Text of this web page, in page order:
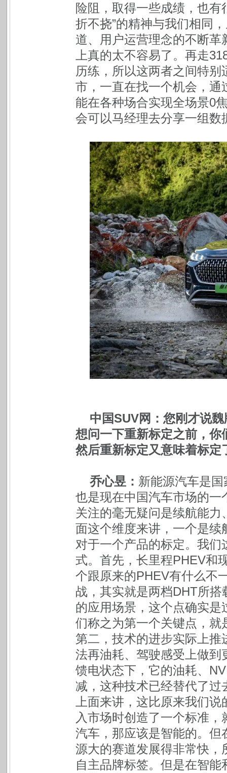
险阻，取得一些成绩，也有
折不挠”的精神与我们相同
道、用户运营理念的不断
上真的太不容易了。再走
历练，所以这两者之间特
市，一直在找一个机会，
能在各种场合实现全场景0
会可以马经理去分享一组数
中国SUV网：您刚才说
想问一下重新标定之前，
然后重新标定又意味着标定
乔心昱： 新能源汽车是
也是现在中国汽车市场的
关注的毫无疑问是续航能
面这个维度来讲，一个是
对于一个产品的标定。我
式。首先，长里程PHEV和
个跟原来的PHEV有什么不
战，其实就是两档DHT所
的应用场景，这个点确实
们称之为第一个关键点，
第二，技术的进步实际上
法再油耗、驾驶感受上做到
馈电状态下，它的油耗、
减，这种技术已经替代了
上面来讲，这比原来我们
入市场时创造了一个标准
汽车，那应该是智能的。
源大的赛道发展得非常快
自主品牌标签。但是在智